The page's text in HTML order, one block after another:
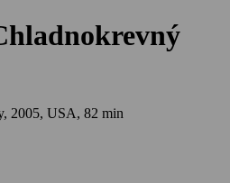
2005, USA, 82 min